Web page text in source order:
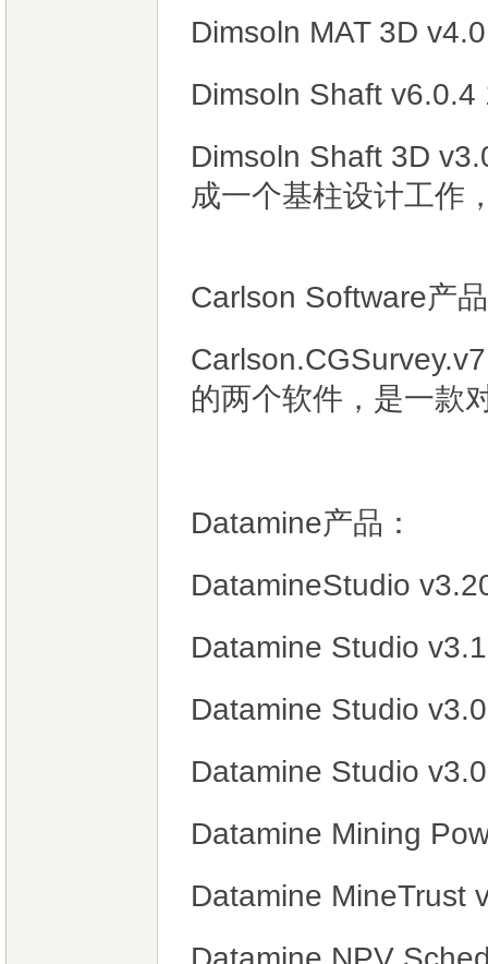
Dimsoln MAT 3D
Dimsoln Shaft v6.0.4
Dimsoln Shaft 3D
成一个基柱设计工作
Carlson Software产
的两个软件，是一款
Datamine产品：
DatamineStudio
Datamine Studio
Datamine Studio
Datamine Studio
Datamine Mining
Datamine MineTrust